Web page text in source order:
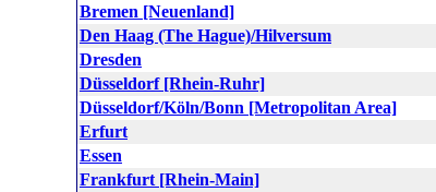
Bremen [Neuenland]
Den Haag (The Hague)/Hilversum
Dresden
Düsseldorf [Rhein-Ruhr]
Düsseldorf/Köln/Bonn [Metropolitan Area]
Erfurt
Essen
Frankfurt [Rhein-Main]